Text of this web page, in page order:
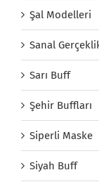
Şal Modelleri
Sanal
Sarı Buff
Şehir Buffları
Siperli Maske
Siyah Buff